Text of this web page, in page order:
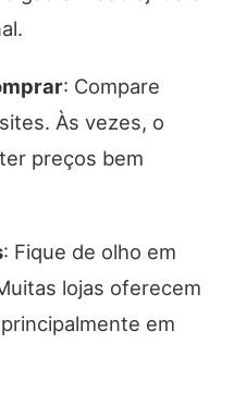
: Compare
Às vezes, o
preços bem
: Fique de olho em
lojas oferecem
em